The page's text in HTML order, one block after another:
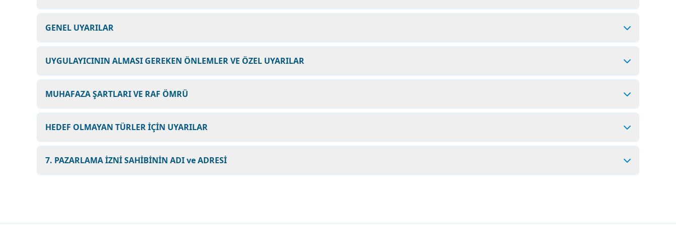
GENEL UYARILAR
UYGULAYICININ ALMASI GEREKEN ÖNLEMLER VE ÖZEL UYARILAR
MUHAFAZA ŞARTLARI VE RAF ÖMRÜ
HEDEF OLMAYAN TÜRLER İÇİN UYARILAR
7. PAZARLAMA İZNİ SAHİBİNİN ADI ve ADRESİ